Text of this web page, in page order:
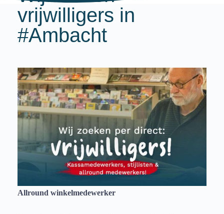
vrijwilligers in
#Ambacht
Allround winkelmedewerker